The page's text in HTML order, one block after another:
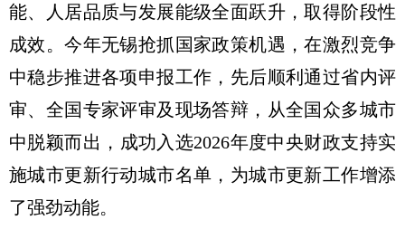
能、人居品质与发展能级全面跃升，取得阶段性
成效。今年无锡抢抓国家政策机遇，在激烈竞争
中稳步推进各项申报工作，先后顺利通过省内评
审、全国专家评审及现场答辩，从全国众多城市
中脱颖而出，成功入选2026年度中央财政支持实
施城市更新行动城市名单，为城市更新工作增添
了强劲动能。